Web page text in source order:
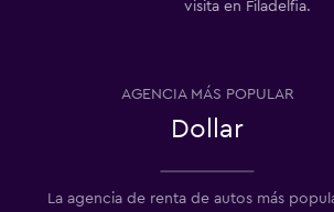
visita en Filadelfia.
AGENCIA MÁS POPULAR
Dollar
La agencia de renta de autos más